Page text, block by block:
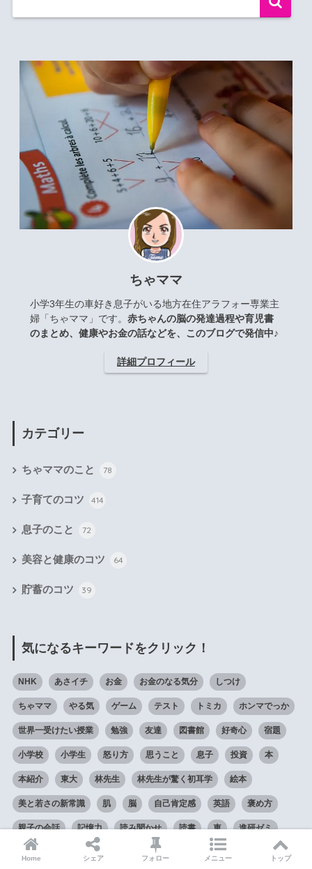
ちゃママ
小学3年生の車好き息子がいる地方在住アラフォー専業主
婦「ちゃママ」です。 赤ちゃんの脳の発達過程や育児書
のまとめ、健康やお金の話などを、このブログで発信中♪
詳細プロフィール
カテゴリー
ちゃママのこと 78
子育てのコツ 414
息子のこと 72
美容と健康のコツ 64
貯蓄のコツ 39
気になるキーワードをクリック！
NHK あさイチ お金 お金のなる気分 しつけ
ちゃママ やる気 ゲーム テスト トミカ ホンマでっか
世界一受けたい授業 勉強 友達 図書館 好奇心 宿題
小学校 小学生 怒り方 思うこと 息子 投資 本
本紹介 東大 林先生 林先生が驚く初耳学 絵本
美と若さの新常識 肌 脳 自己肯定感 英語 褒め方
親子の会話 記憶力 読み聞かせ 読書 車 進研ゼミ
運動 集中力 高橋真麻
Home シェア フォロー メニュー トップ